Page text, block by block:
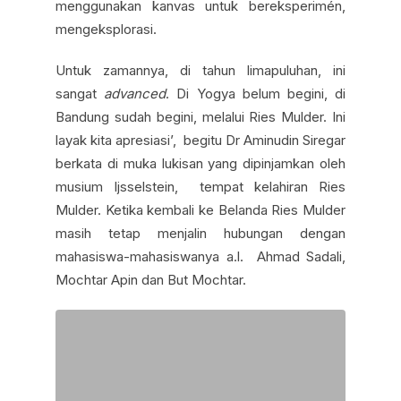
menggunakan kanvas untuk bereksperimén,
mengeksplorasi.
Untuk zamannya, di tahun limapuluhan, ini
sangat advanced. Di Yogya belum begini, di
Bandung sudah begini, melalui Ries Mulder. Ini
layak kita apresiasi’, begitu Dr Aminudin Siregar
berkata di muka lukisan yang dipinjamkan oleh
musium Ijsselstein, tempat kelahiran Ries
Mulder. Ketika kembali ke Belanda Ries Mulder
masih tetap menjalin hubungan dengan
mahasiswa-mahasiswanya a.l. Ahmad Sadali,
Mochtar Apin dan But Mochtar.